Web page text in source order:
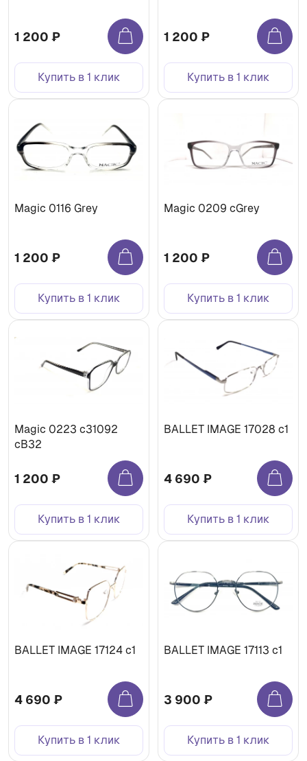
1 200 ₽
Купить в 1 клик
1 200 ₽
Купить в 1 клик
Magic 0116 Grey
1 200 ₽
Купить в 1 клик
Magic 0209 cGrey
1 200 ₽
Купить в 1 клик
Magic 0223 c31092
cB32
1 200 ₽
Купить в 1 клик
BALLET IMAGE 17028 c1
4 690 ₽
Купить в 1 клик
BALLET IMAGE 17124 c1
4 690 ₽
Купить в 1 клик
BALLET IMAGE 17113 c1
3 900 ₽
Купить в 1 клик